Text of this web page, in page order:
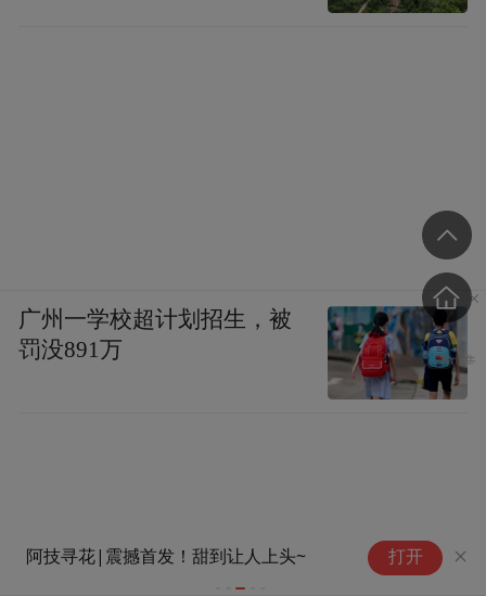
“中国味道”主题交流活动暨“你
好！中国” 旅游推介会在韩国首
打开
广州一学校超计划招生，被
罚没891万